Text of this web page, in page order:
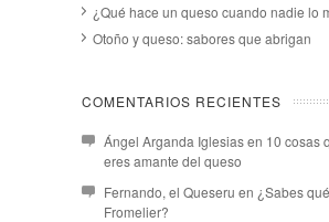
¿Qué hace un queso cuando nadie lo
Otoño y queso: sabores que abrigan
COMENTARIOS RECIENTES
Ángel Arganda Iglesiasen 10 cosas
eres amante del queso
Fernando, el Queseru en ¿Sabes
Fromelier?